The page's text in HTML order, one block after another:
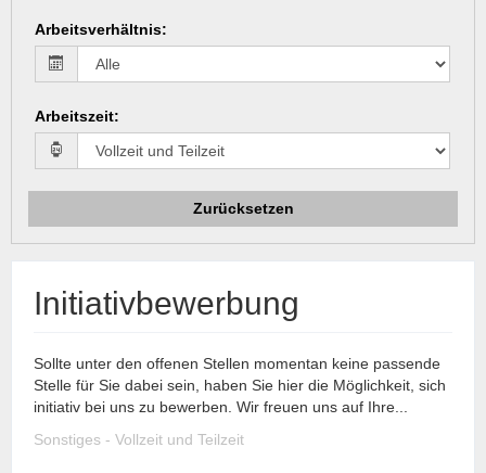
Arbeitsverhältnis:
Arbeitszeit:
Zurücksetzen
Initiativbewerbung
Sollte unter den offenen Stellen momentan keine passende
Stelle für Sie dabei sein, haben Sie hier die Möglichkeit, sich
initiativ bei uns zu bewerben. Wir freuen uns auf Ihre...
Sonstiges - Vollzeit und Teilzeit